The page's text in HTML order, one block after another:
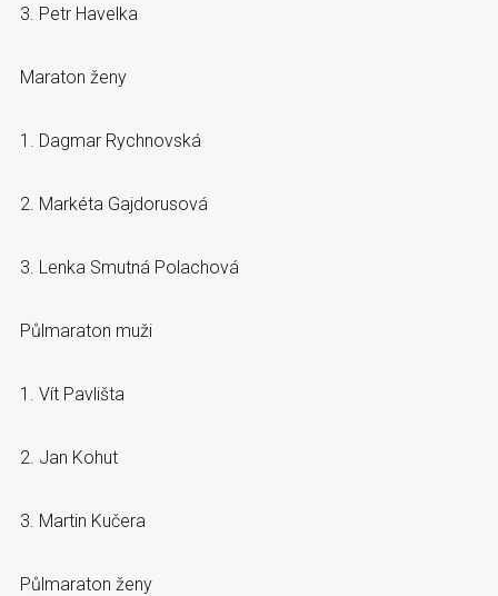
3. Petr Havelka
Maraton ženy
1. Dagmar Rychnovská
2. Markéta Gajdorusová
3. Lenka Smutná Polachová
Půlmaraton muži
1. Vít Pavlišta
2. Jan Kohut
3. Martin Kučera
Půlmaraton ženy